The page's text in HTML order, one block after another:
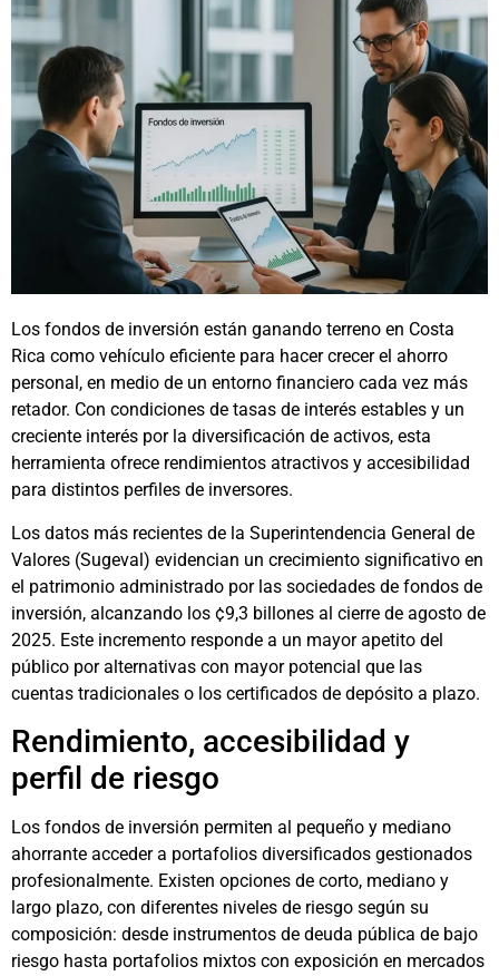
Los fondos de inversión están ganando terreno en Costa
Rica como vehículo eficiente para hacer crecer el ahorro
personal, en medio de un entorno financiero cada vez más
retador. Con condiciones de tasas de interés estables y un
creciente interés por la diversificación de activos, esta
herramienta ofrece rendimientos atractivos y accesibilidad
para distintos perfiles de inversores.
Los datos más recientes de la Superintendencia General de
Valores (Sugeval) evidencian un crecimiento significativo en
el patrimonio administrado por las sociedades de fondos de
inversión, alcanzando los ¢9,3 billones al cierre de agosto de
2025. Este incremento responde a un mayor apetito del
público por alternativas con mayor potencial que las
cuentas tradicionales o los certificados de depósito a plazo.
Rendimiento, accesibilidad y
perfil de riesgo
Los fondos de inversión permiten al pequeño y mediano
ahorrante acceder a portafolios diversificados gestionados
profesionalmente. Existen opciones de corto, mediano y
largo plazo, con diferentes niveles de riesgo según su
composición: desde instrumentos de deuda pública de bajo
riesgo hasta portafolios mixtos con exposición en mercados